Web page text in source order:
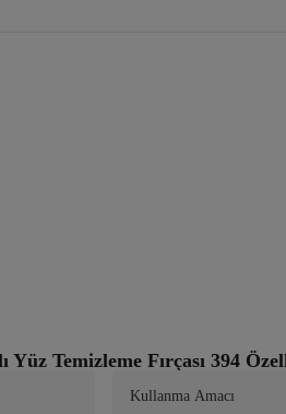
Yüz Temizleme Fırçası 394
Kullanma Amacı